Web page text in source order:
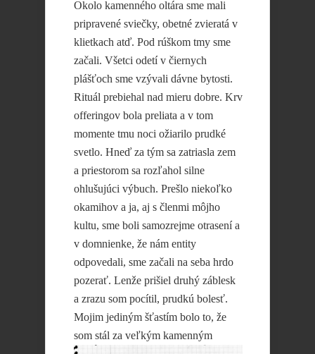
Okolo kamenného oltára sme mali
pripravené sviečky, obetné zvieratá v
klietkach atď. Pod rúškom tmy sme
začali. Všetci odetí v čiernych
plášťoch sme vzývali dávne bytosti.
Rituál prebiehal nad mieru dobre. Krv
offeringov bola preliata a v tom
momente tmu noci ožiarilo prudké
svetlo. Hneď za tým sa zatriasla zem
a priestorom sa rozľahol silne
ohlušujúci výbuch. Prešlo niekoľko
okamihov a ja, aj s členmi môjho
kultu, sme boli samozrejme otrasení a
v domnienke, že nám entity
odpovedali, sme začali na seba hrdo
pozerať. Lenže prišiel druhý záblesk
a zrazu som pocítil, prudkú bolesť.
Mojim jediným šťastím bolo to, že
som stál za veľkým kamenným